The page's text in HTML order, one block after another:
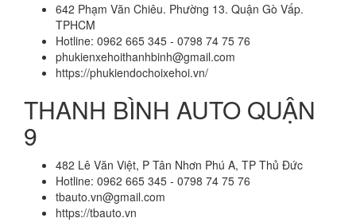
642 Phạm Văn Chiêu. Phường 13. Quận Gò Vấp.
TPHCM
Hotline: 0962 665 345 - 0798 74 75 76
phukienxehoithanhbinh@gmail.com
https://phukiendochoixehoi.vn/
THANH BÌNH AUTO QUẬN
9
482 Lê Văn Việt, P Tân Nhơn Phú A, TP Thủ Đức
Hotline: 0962 665 345 - 0798 74 75 76
tbauto.vn@gmail.com
https://tbauto.vn